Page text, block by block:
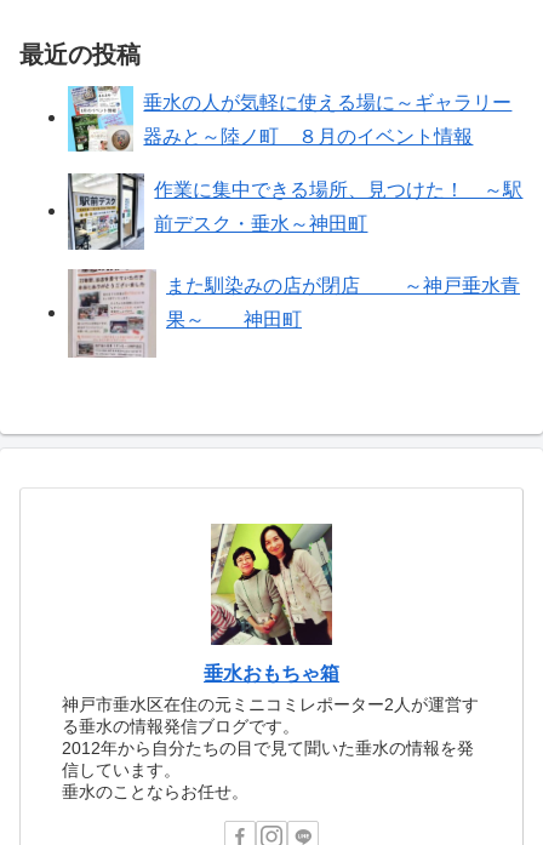
最近の投稿
垂水の人が気軽に使える場に～ギャラリー
器みと～陸ノ町 ８月のイベント情報
作業に集中できる場所、見つけた！ ～駅
前デスク・垂水～神田町
また馴染みの店が閉店 ～神戸垂水青
果～ 神田町
垂水おもちゃ箱
神戸市垂水区在住の元ミニコミレポーター2人が運営す
る垂水の情報発信ブログです。
2012年から自分たちの目で見て聞いた垂水の情報を発
信しています。
垂水のことならお任せ。